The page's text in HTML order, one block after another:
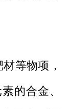
等物项，
的合金、